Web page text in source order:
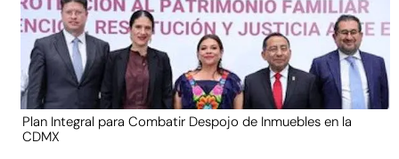
Plan Integral para Combatir Despojo de Inmuebles en la
CDMX